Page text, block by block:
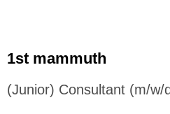
1st mammuth
(Junior) Consultant (m/w/